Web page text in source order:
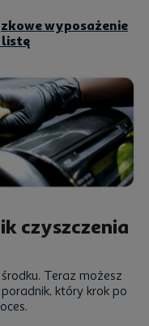
wyposażenie
listę
czyszczenia
Teraz możesz
który krok po